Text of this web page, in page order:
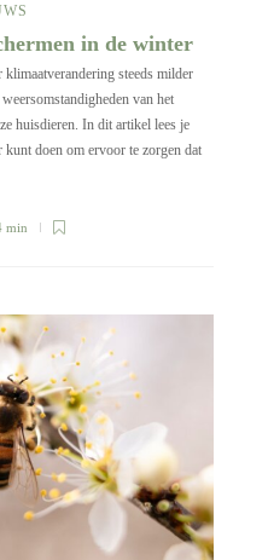
in de winter
steeds milder
van het
huisdieren. In dit artikel lees je
doen om ervoor te zorgen dat
min